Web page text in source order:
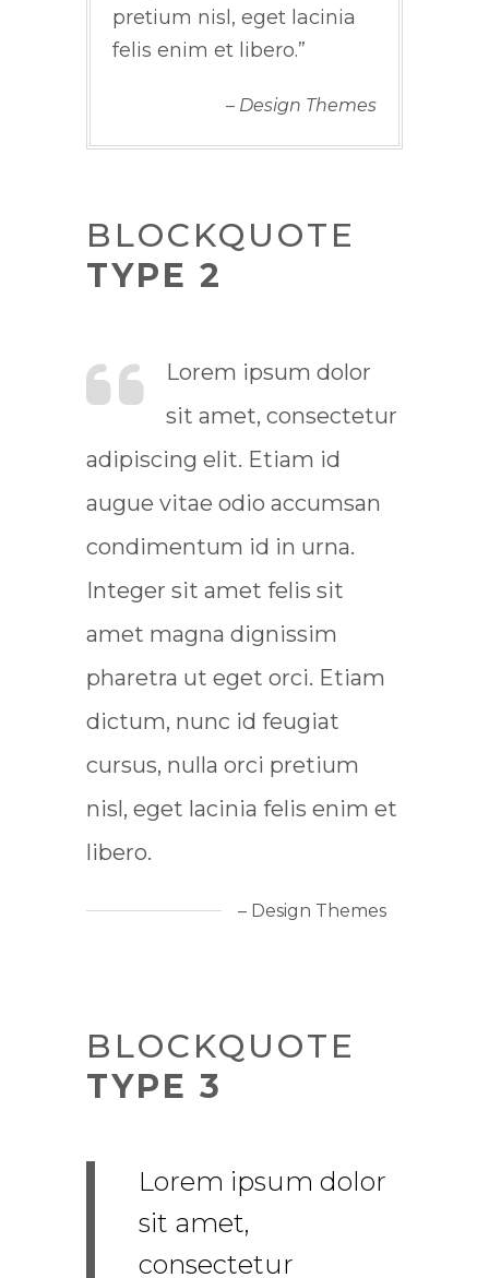
pretium nisl, eget lacinia
felis enim et libero.
– Design Themes
BLOCKQUOTE
TYPE 2
Lorem ipsum dolor
sit amet, consectetur
adipiscing elit. Etiam id
augue vitae odio accumsan
condimentum id in urna.
Integer sit amet felis sit
amet magna dignissim
pharetra ut eget orci. Etiam
dictum, nunc id feugiat
cursus, nulla orci pretium
nisl, eget lacinia felis enim et
libero.
– Design Themes
BLOCKQUOTE
TYPE 3
Lorem ipsum dolor
sit amet,
consectetur